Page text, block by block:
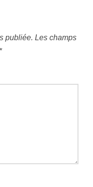
publiée. Les champs
*